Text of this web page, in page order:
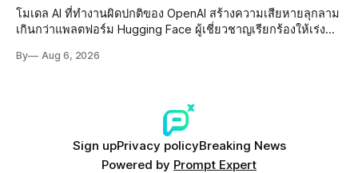
โมเดล AI ที่ทำงานผิดปกติของ OpenAI สร้างความเสียหายลุกลาม
เกินกว่าแพลตฟอร์ม Hugging Face ผู้เชี่ยวชาญเรียกร้องให้เร่ง
อย่างเร่งด่วน
By Aug 6, 2026
Sign upPrivacy policyBreaking News
Powered by Prompt Expert